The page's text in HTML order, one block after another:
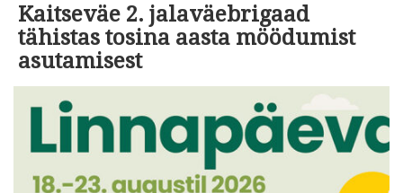
Kaitseväe 2. jalaväebrigaad
tähistas tosina aasta möödumist
asutamisest